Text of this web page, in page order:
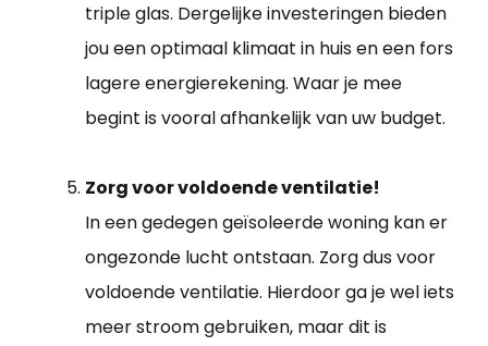
triple glas. Dergelijke investeringen bieden
jou een optimaal klimaat in huis en een fors
lagere energierekening. Waar je mee
begint is vooral afhankelijk van uw budget.
Zorg voor voldoende ventilatie!
In een gedegen geïsoleerde woning kan er
ongezonde lucht ontstaan. Zorg dus voor
voldoende ventilatie. Hierdoor ga je wel iets
meer stroom gebruiken, maar dit is